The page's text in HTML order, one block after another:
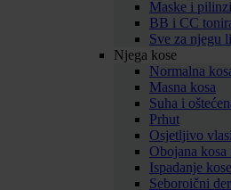
Maske i pilinzi
BB i CC
Sve za njegu
Njega kose
Normalna
Masna kosa
Suha i
Prhut
Osjetljivo
Obojana
Ispadanje kose
Seboroični